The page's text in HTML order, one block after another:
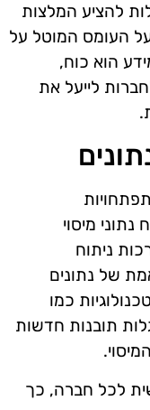
להציע המלצות
על העומס המוטל על
הוא כוח,
לייעל את
התפתחויות
מיסוי
ניתוח
של נתונים
כמו
תובנות חדשות
לכל חברה, כך